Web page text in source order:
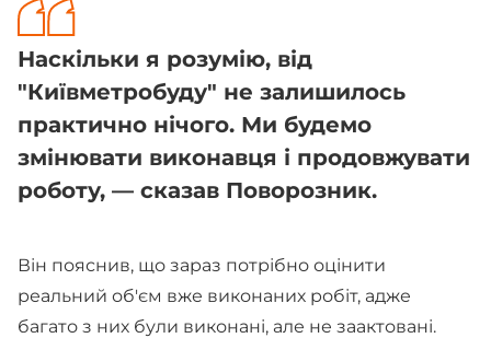
Наскільки я розумію, від
"Київметробуду" не залишилось
практично нічого. Ми будемо
змінювати виконавця і продовжувати
роботу, — сказав Поворозник.
Він пояснив, що зараз потрібно оцінити
реальний об'єм вже виконаних робіт, адже
багато з них були виконані, але не заактовані.